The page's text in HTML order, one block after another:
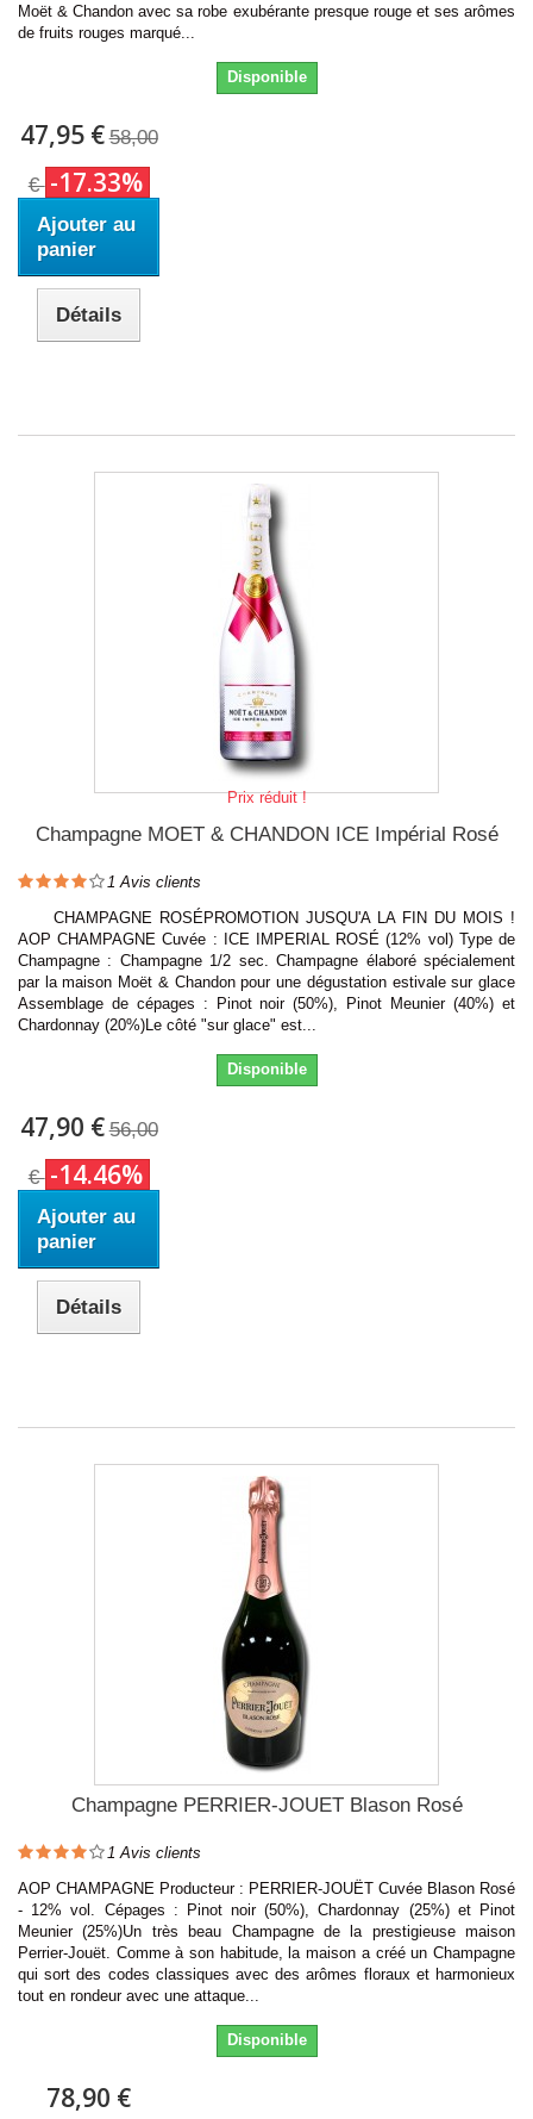
Moët & Chandon avec sa robe exubérante presque rouge et ses arômes
de fruits rouges marqué...
Disponible
47,95 € 58,00
€ -17.33%
Ajouter au
panier
Détails
Prix réduit !
Champagne MOET & CHANDON ICE Impérial Rosé
1 Avis clients
CHAMPAGNE ROSÉPROMOTION JUSQU'A LA FIN DU MOIS !
AOP CHAMPAGNE Cuvée : ICE IMPERIAL ROSÉ (12% vol) Type de
Champagne : Champagne 1/2 sec. Champagne élaboré spécialement
par la maison Moët & Chandon pour une dégustation estivale sur glace
Assemblage de cépages : Pinot noir (50%), Pinot Meunier (40%) et
Chardonnay (20%)Le côté "sur glace" est...
Disponible
47,90 € 56,00
€ -14.46%
Ajouter au
panier
Détails
Champagne PERRIER-JOUET Blason Rosé
1 Avis clients
AOP CHAMPAGNE Producteur : PERRIER-JOUËT Cuvée Blason Rosé
- 12% vol. Cépages : Pinot noir (50%), Chardonnay (25%) et Pinot
Meunier (25%)Un très beau Champagne de la prestigieuse maison
Perrier-Jouët. Comme à son habitude, la maison a créé un Champagne
qui sort des codes classiques avec des arômes floraux et harmonieux
tout en rondeur avec une attaque...
Disponible
78,90 €